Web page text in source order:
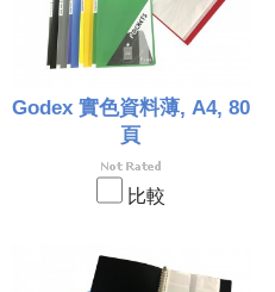
Godex 實色資料薄, A4, 80
頁
比較